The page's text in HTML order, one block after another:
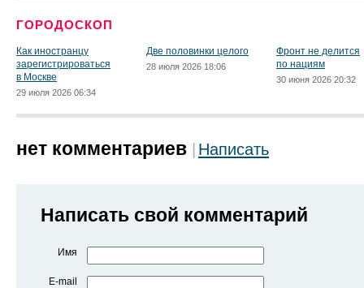
ГОРОДОСКОП
Как иностранцу
зарегистрироваться
в Москве
29 июля 2026 06:34
Две половинки целого
28 июля 2026 18:06
Фронт не делится
по нациям
30 июня 2026 20:32
нет комментариев Написать
Написать свой комментарий
Имя
E-mail